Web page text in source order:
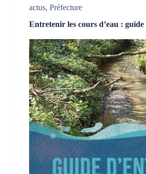
actus, Préfecture
Entretenir les cours d’eau : guide